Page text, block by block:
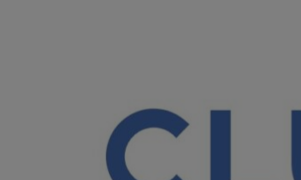
数据作为新型生产要素，
方案，一方面可解决数据
的经济价值。
微众银行接入腾讯的海量全